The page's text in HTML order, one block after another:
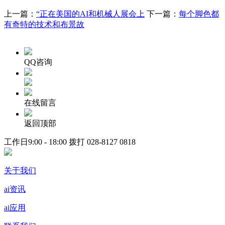
上一篇： “正在美国的AI和机械人展会上 下一篇： 每个脚色都
有奇特的技术和布景故
QQ咨询
在线留言
返回顶部
工作日9:00 - 18:00 拨打 028-8127 0818
关于我们
ai资讯
ai应用